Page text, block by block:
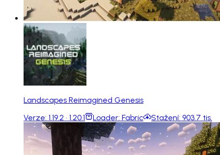
Landscapes Reimagined Genesis
Verze: 1.19.2 · 1.20.1 Loader: Fabric Stažení: 903.7 tis.